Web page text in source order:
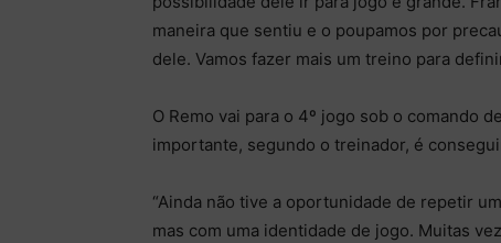
maneira que sentiu e o poupamos por
dele. Vamos fazer mais um treino para
O Remo vai para o 4º jogo sob o comando
importante, segundo o treinador, é
“Ainda não tive a oportunidade de repetir
mas com uma identidade de jogo. Muitas